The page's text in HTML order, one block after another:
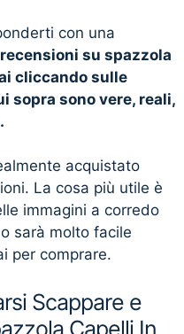
con una
su spazzola
cliccando sulle
sopra sono vere, reali,
acquistato
La cosa più utile è
immagini a corredo
sarà molto facile
per comprare.
Scappare e
Capelli In